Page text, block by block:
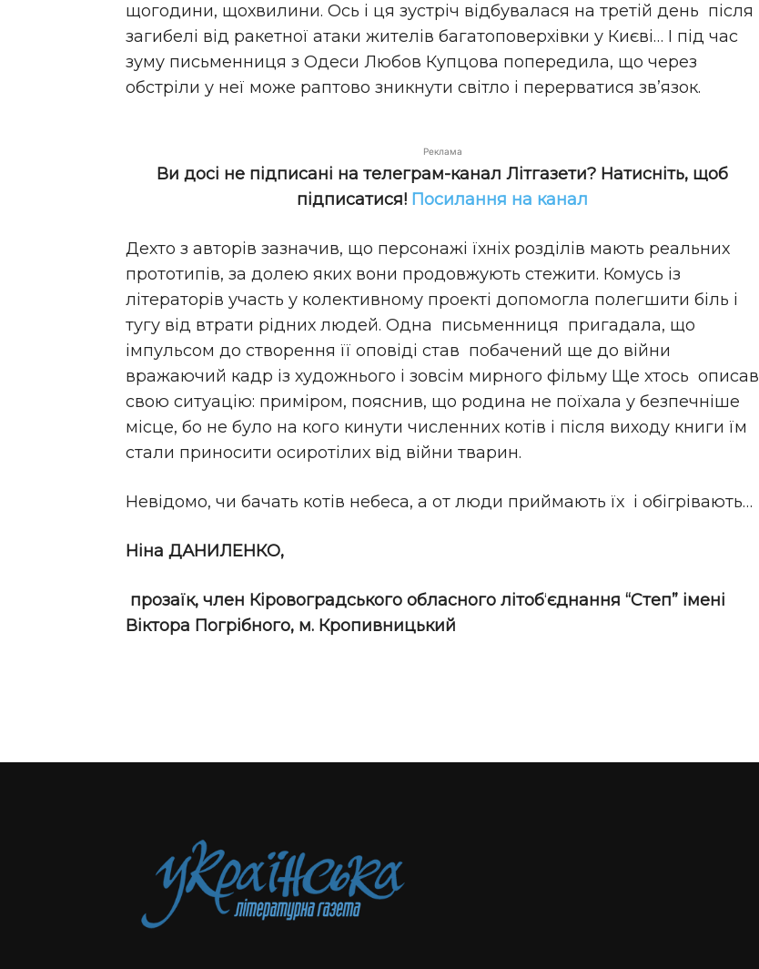
щогодини, щохвилини. Ось і ця зустріч відбувалася на третій день після
загибелі від ракетної атаки жителів багатоповерхівки у Києві… І під час
зуму письменниця з Одеси Любов Купцова попередила, що через
обстріли у неї може раптово зникнути світло і перерватися зв’язок.
Реклама
Ви досі не підписані на телеграм-канал Літгазети? Натисніть, щоб
підписатися! Посилання на канал
Дехто з авторів зазначив, що персонажі їхніх розділів мають реальних
прототипів, за долею яких вони продовжують стежити. Комусь із
літераторів участь у колективному проекті допомогла полегшити біль і
тугу від втрати рідних людей. Одна письменниця пригадала, що
імпульсом до створення її оповіді став побачений ще до війни
вражаючий кадр із художнього і зовсім мирного фільму Ще хтось описав
свою ситуацію: приміром, пояснив, що родина не поїхала у безпечніше
місце, бо не було на кого кинути численних котів і після виходу книги їм
стали приносити осиротілих від війни тварин.
Невідомо, чи бачать котів небеса, а от люди приймають їх і обігрівають…
Ніна ДАНИЛЕНКО,
прозаїк, член Кіровоградського обласного літоб‘єднання “Степ” імені
Віктора Погрібного, м. Кропивницький